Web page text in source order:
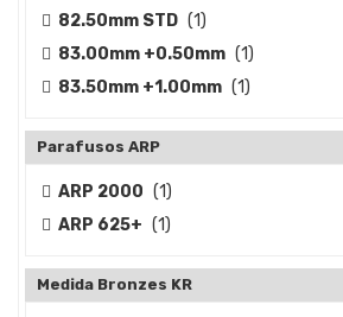
82.50mm STD (1)
83.00mm +0.50mm (1)
83.50mm +1.00mm (1)
Parafusos ARP
ARP 2000 (1)
ARP 625+ (1)
Medida Bronzes KR